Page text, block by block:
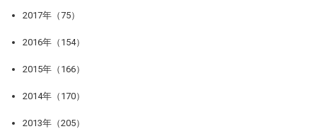
2017年（75）
2016年（154）
2015年（166）
2014年（170）
2013年（205）